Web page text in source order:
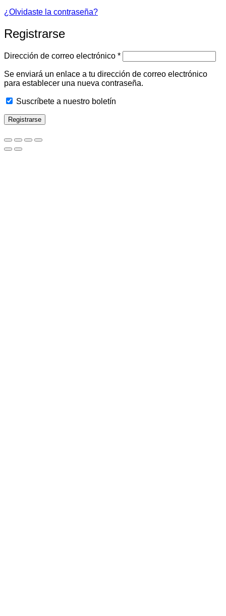
¿Olvidaste la contraseña?
Registrarse
Dirección de correo electrónico *Obligatorio
Se enviará un enlace a tu dirección de correo electrónico
para establecer una nueva contraseña.
Suscríbete a nuestro boletín
Registrarse